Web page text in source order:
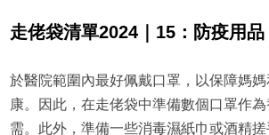
走佬袋清單2024｜15：防疫用品
於醫院範圍內最好佩戴口罩，以保障媽
康。因此，在走佬袋中準備數個口罩作
需。此外，準備一些消毒濕紙巾或酒精